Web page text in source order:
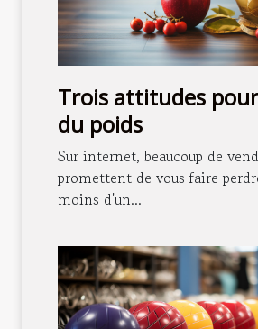
Trois attitudes
du poids
Sur internet, beaucoup de
promettent de vous faire
moins d'un...